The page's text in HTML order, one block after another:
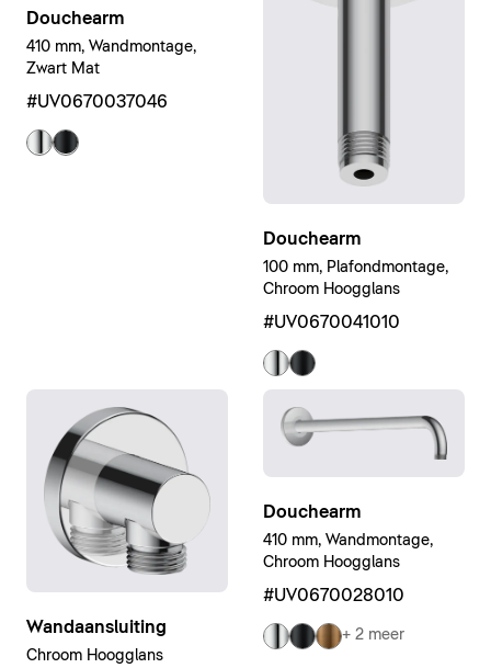
Douchearm
410 mm, Wandmontage,
Zwart Mat
#UV0670037046
Douchearm
100 mm, Plafondmontage,
Chroom Hoogglans
#UV0670041010
Wandaansluiting
Chroom Hoogglans
Douchearm
410 mm, Wandmontage,
Chroom Hoogglans
#UV0670028010
+ 2 meer